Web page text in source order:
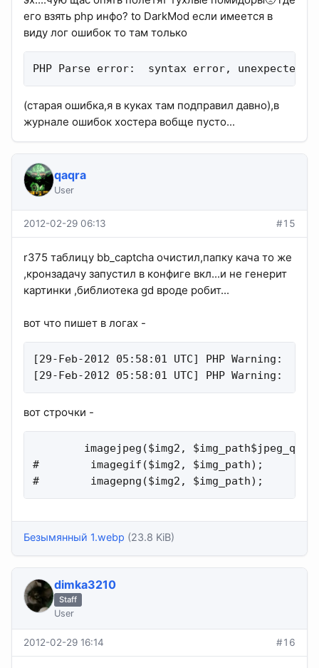
его взять php инфо? to DarkMod если имеется в
виду лог ошибок то там только
PHP Parse error:  syntax error, unexpected
(старая ошибка,я в куках там подправил давно),в
журнале ошибок хостера вобще пусто...
qaqra
User
2012-02-29 06:13 #15
r375 таблицу bb_captcha очистил,папку кача то же
,кронзадачу запустил в конфиге вкл...и не генерит
картинки ,библиотека gd вроде робит...
вот что пишет в логах -
[29-Feb-2012 05:58:01 UTC] PHP Warning:
[29-Feb-2012 05:58:01 UTC] PHP Warning:
вот строчки -
imagejpeg($img2,
#        imagegif($img2, $img_path);
#        imagepng($img2, $img_path);
Безымянный 1.webp (23.8 KiB)
dimka3210
Staff
User
2012-02-29 16:14 #16